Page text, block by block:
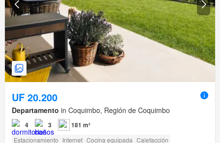
UF 20.200
Departamento in Coquimbo, Región de Coquimbo
4 3 181 m²
Estacionamiento Internet Cocina equipada Calefacción